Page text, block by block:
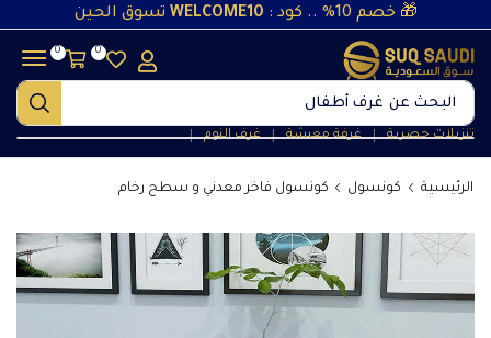
🎁 خصم 10% .. كود : WELCOME10 تسوق الحين
البحث عن غرف أطفال
تنزيلات حصرية ❘ غرفة معيشة ❘ غرف النوم ❘
0
0
الرئيسية كونسول كونسول فاخر معدني و سطح رخام